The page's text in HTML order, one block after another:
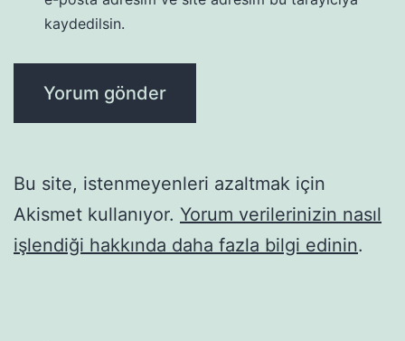
kaydedilsin.
Bu site, istenmeyenleri azaltmak için
Akismet kullanıyor. Yorum verilerinizin nasıl
işlendiği hakkında daha fazla bilgi edinin.